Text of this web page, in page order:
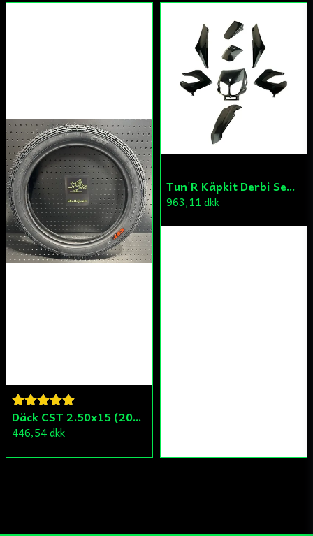
Däck CST 2.50x15 (20x250) Compact/Scoper/Mamba/Flakmoped
446,54 dkk
Tun'R Kåpkit Derbi Senda
963,11 dkk